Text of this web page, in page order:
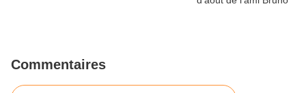
Commentaires